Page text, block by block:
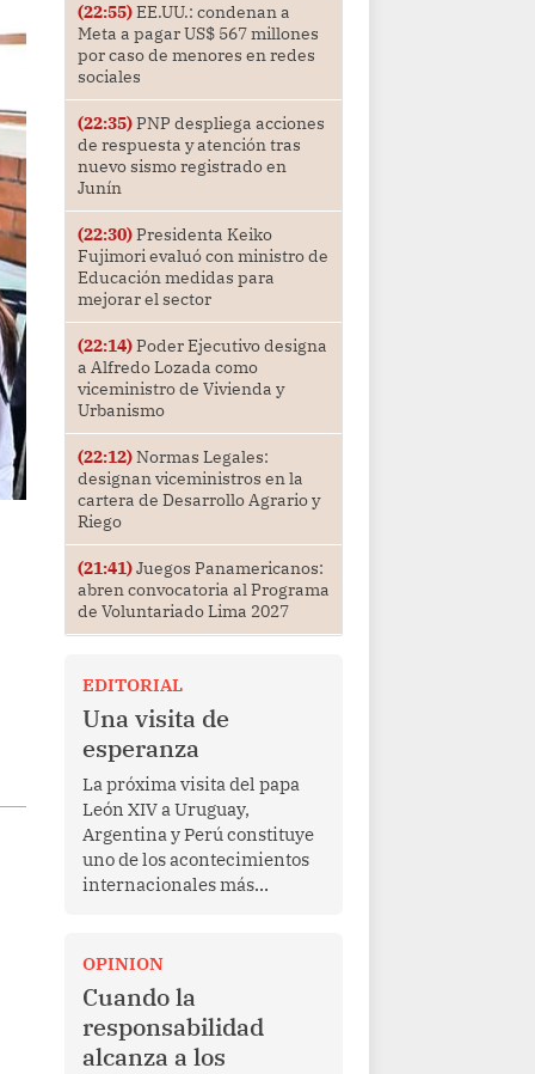
(22:55)EE.UU.: condenan a
Meta a pagar US$ 567 millones
por caso de menores en redes
sociales
(22:35)PNP despliega acciones
de respuesta y atención tras
nuevo sismo registrado en
Junín
(22:30)Presidenta Keiko
Fujimori evaluó con ministro de
Educación medidas para
mejorar el sector
(22:14)Poder Ejecutivo designa
a Alfredo Lozada como
viceministro de Vivienda y
Urbanismo
(22:12)Normas Legales:
designan viceministros en la
cartera de Desarrollo Agrario y
Riego
(21:41)Juegos Panamericanos:
abren convocatoria al Programa
de Voluntariado Lima 2027
EDITORIAL
Una visita de
esperanza
La próxima visita del papa
León XIV a Uruguay,
Argentina y Perú constituye
uno de los acontecimientos
internacionales más
Más allá de su dimensión
religiosa, esta gira
representa una oportunidad
para reafirmar el valor del
diálogo, fortalecer los
OPINION
Cuando la
responsabilidad
alcanza a los